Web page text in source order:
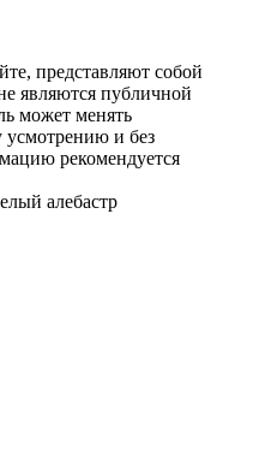
представляют собой
являются публичной
может менять
усмотрению и без
рекомендуется
алебастр